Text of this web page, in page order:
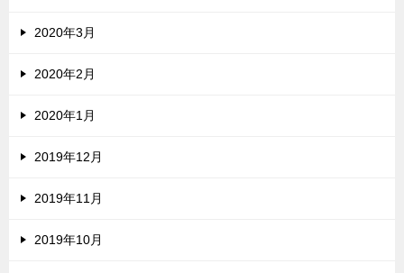
2020年3月
2020年2月
2020年1月
2019年12月
2019年11月
2019年10月